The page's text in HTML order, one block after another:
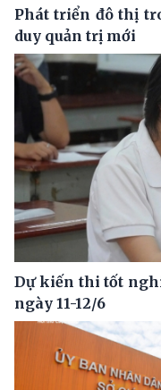
Phát triển đô thị
duy quản trị mới
Dự kiến thi tốt
ngày 11-12/6